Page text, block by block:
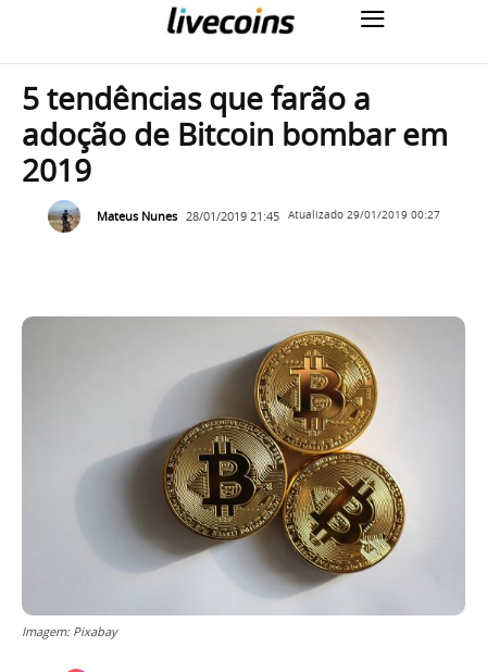
5 tendências que farão a
adoção de Bitcoin bombar em
2019
Mateus Nunes 28/01/2019 21:45 Atualizado 29/01/2019 00:27
Imagem: Pixabay